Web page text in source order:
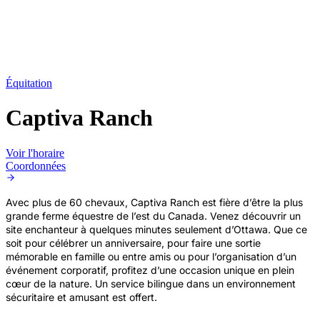
Équitation
Captiva Ranch
Voir l'horaire
Coordonnées
Avec plus de 60 chevaux, Captiva Ranch est fière d’être la plus
grande ferme équestre de l’est du Canada. Venez découvrir un
site enchanteur à quelques minutes seulement d’Ottawa. Que ce
soit pour célébrer un anniversaire, pour faire une sortie
mémorable en famille ou entre amis ou pour l’organisation d’un
événement corporatif, profitez d’une occasion unique en plein
cœur de la nature. Un service bilingue dans un environnement
sécuritaire et amusant est offert.